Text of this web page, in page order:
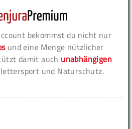
bekommst du nicht nur
und eine Menge nützlicher
damit auch unabhängigen
und Naturschutz.